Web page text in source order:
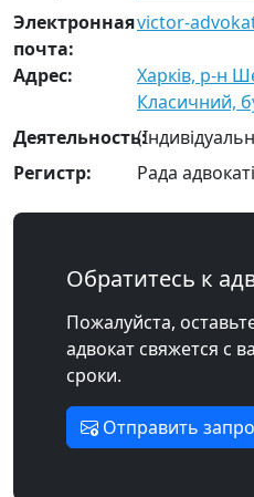
Электронная
почта:
victor-
Адрес:
Харків, р-н
Класичний,
Деятельность:
Регистр:
Рада
Обратитесь к
Пожалуйста,
адвокат свяжется с
сроки.
Отправить